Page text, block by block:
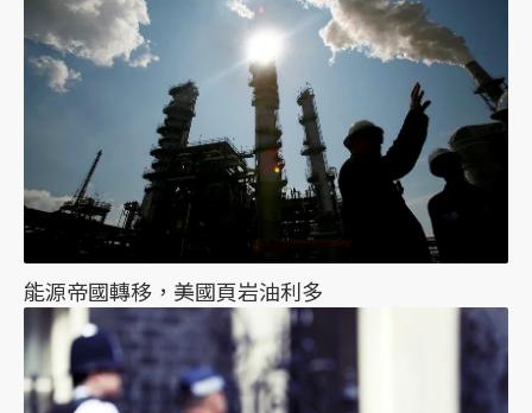
能源帝國轉移，美國頁岩油利多